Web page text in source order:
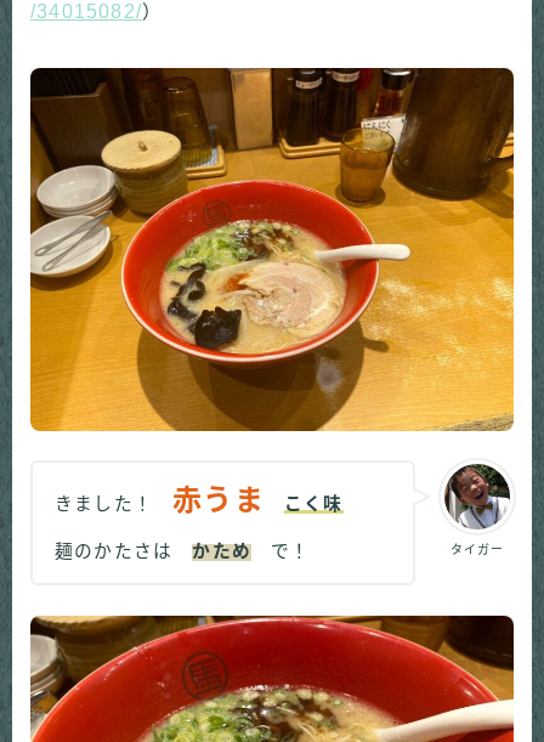
/34015082/）
タイガー
きました！赤うま こく味
麺のかたさは かため で！